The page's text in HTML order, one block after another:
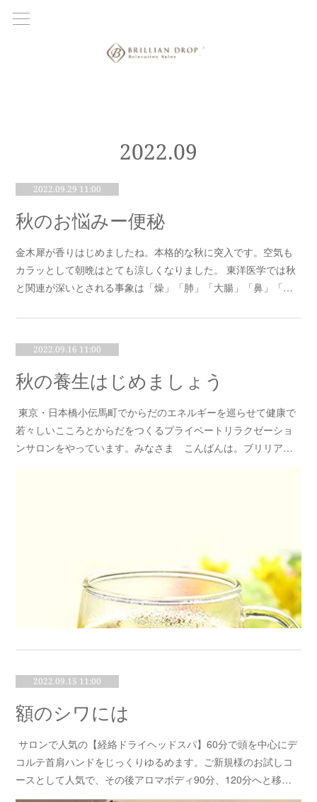
2022.09
2022.09.29 11:00
秋のお悩みー便秘
金木犀が香りはじめましたね。本格的な秋に突入です。空気も
カラッとして朝晩はとても涼しくなりました。 東洋医学では秋
と関連が深いとされる事象は「燥」「肺」「大腸」「鼻」「…
2022.09.16 11:00
秋の養生はじめましょう
東京・日本橋小伝馬町でからだのエネルギーを巡らせて健康で
若々しいこころとからだをつくるプライベートリラクゼーショ
ンサロンをやっています。みなさま こんばんは。ブリリア…
2022.09.15 11:00
額のシワには
サロンで人気の【経絡ドライヘッドスパ】60分で頭を中心にデ
コルテ首肩ハンドをじっくりゆるめます。ご新規様のお試しコ
ースとして人気で、その後アロマボディ90分、120分へと移…